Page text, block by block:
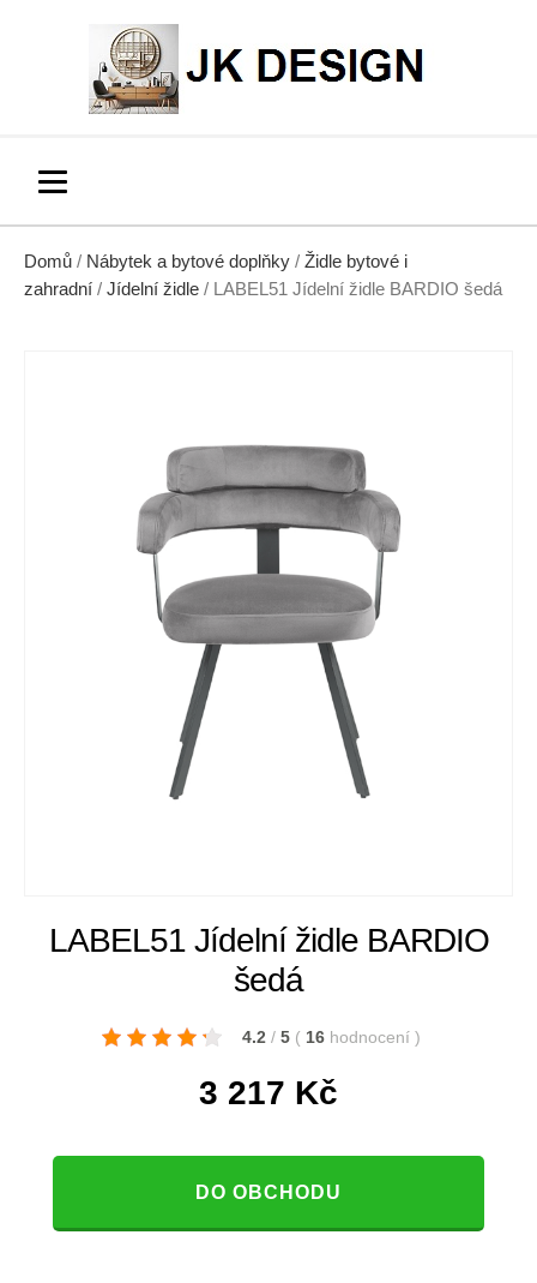
Domů / Nábytek a bytové doplňky / Židle bytové i
zahradní / Jídelní židle / LABEL51 Jídelní židle BARDIO šedá
LABEL51 Jídelní židle BARDIO
šedá
4.2 / 5 ( 16 hodnocení )
3 217 Kč
DO OBCHODU